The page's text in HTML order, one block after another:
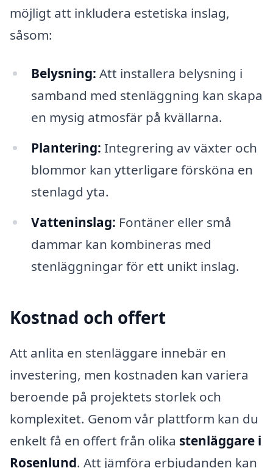
möjligt att inkludera estetiska inslag,
såsom:
Belysning: Att installera belysning i
samband med stenläggning kan skapa
en mysig atmosfär på kvällarna.
Plantering: Integrering av växter och
blommor kan ytterligare försköna en
stenlagd yta.
Vatteninslag: Fontäner eller små
dammar kan kombineras med
stenläggningar för ett unikt inslag.
Kostnad och offert
Att anlita en stenläggare innebär en
investering, men kostnaden kan variera
beroende på projektets storlek och
komplexitet. Genom vår plattform kan du
enkelt få en offert från olika stenläggare i
Rosenlund. Att jämföra erbjudanden kan